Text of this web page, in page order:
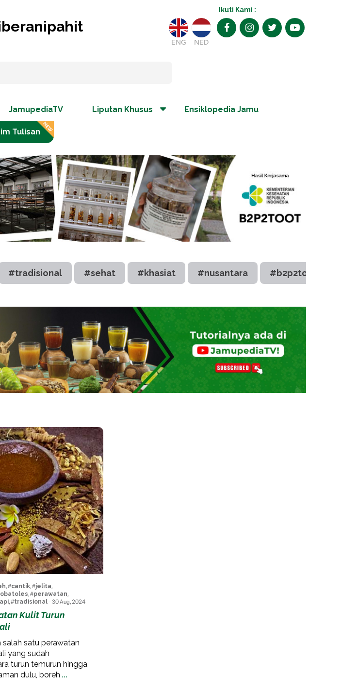
Ikuti Kami :
ENG NED
JamupediaTV Liputan Khusus Ensiklopedia Jamu
Tulisan
#tradisional #sehat #khasiat #nusantara #b2p2toot
, #cantik, #jelita,
obatoles, #perawatan,
, #tradisional- 30 Aug, 2024
Kulit Turun
salah satu perawatan
yang sudah
turun temurun hingga
dulu, boreh ...